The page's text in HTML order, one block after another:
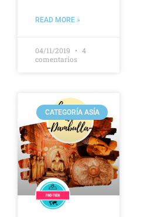
READ MORE »
04/11/2019
4
comentarios
CATEGORÍA ASÍA